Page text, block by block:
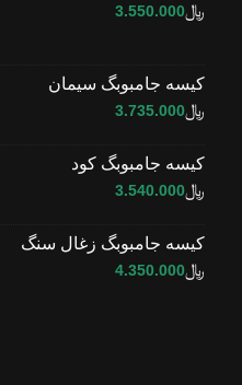
﷼3.550.000
کیسه جامبوبگ سیمان
﷼3.735.000
کیسه جامبوبگ کود
﷼3.540.000
کیسه جامبوبگ زغال سنگ
﷼4.350.000